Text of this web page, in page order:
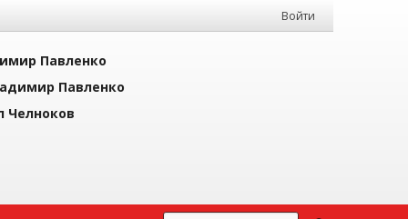
Войти
Павленко
Павленко
Челноков